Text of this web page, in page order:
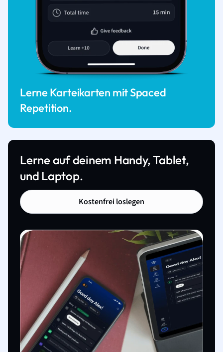
Lerne Karteikarten mit Spaced
Repetition.
Lerne auf deinem Handy, Tablet,
und Laptop.
Kostenfrei loslegen